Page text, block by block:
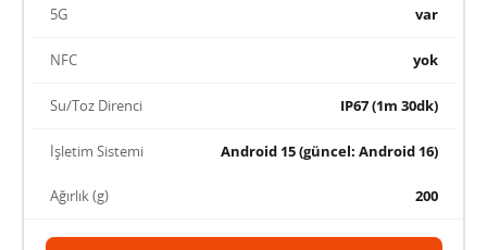
5G var
NFC yok
Su/Toz Direnci IP67 (1m 30dk)
İşletim Sistemi Android 15 (güncel: Android 16)
Ağırlık (g) 200